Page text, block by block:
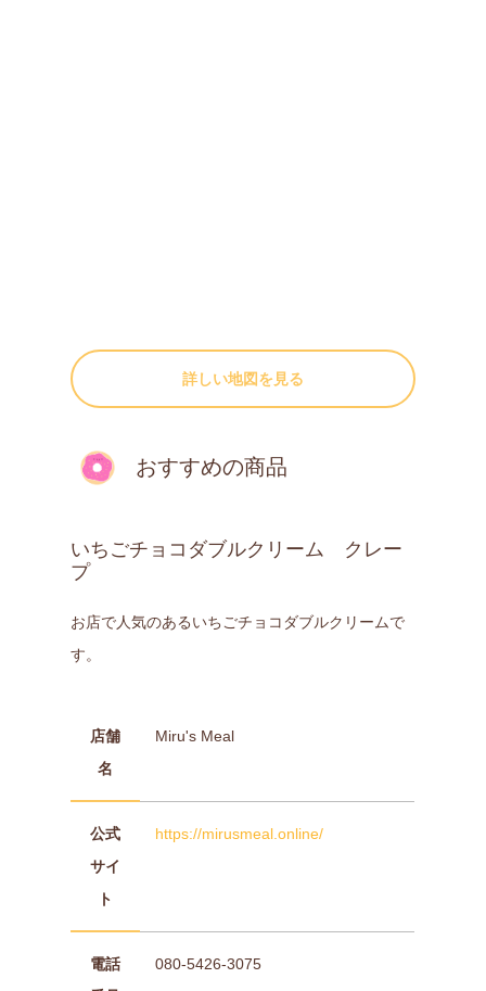
詳しい地図を見る
おすすめの商品
いちごチョコダブルクリーム クレー
プ
お店で人気のあるいちごチョコダブルクリームで
す。
店舗
名
Miru's Meal
公式
サイ
ト
https://mirusmeal.online/
電話
080-5426-3075